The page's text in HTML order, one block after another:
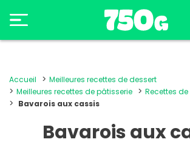
Accueil
Meilleures recettes de dessert
Meilleures recettes de pâtisserie
Recettes
Bavarois aux cassis
Bavarois aux